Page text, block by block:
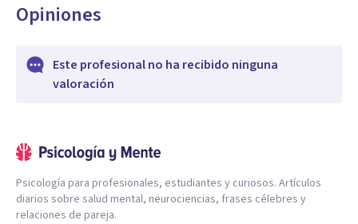
Opiniones
Este profesional no ha recibido ninguna
valoración
Psicología para profesionales, estudiantes y curiosos. Artículos
diarios sobre salud mental, neurociencias, frases célebres y
relaciones de pareja.